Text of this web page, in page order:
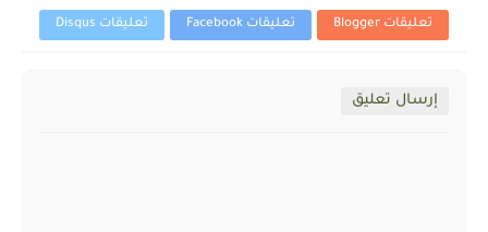
تعليقات Blogger تعليقات Facebook تعليقات Disqus
إرسال تعليق